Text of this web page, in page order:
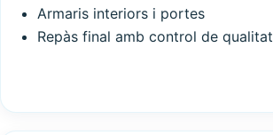
Armaris interiors i portes
Repàs final amb control de qualitat